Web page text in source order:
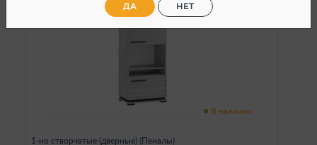
В наличии
1-но створчатые (дверные) (Пеналы)
ДА НЕТ